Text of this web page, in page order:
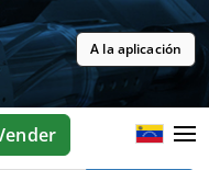
A la aplicación